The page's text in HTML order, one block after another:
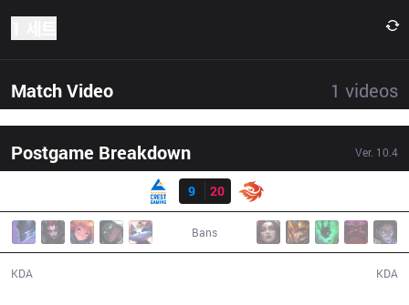
Match Video 1 videos
Postgame Breakdown Ver. 10.4
9
20
Bans
KDA KDA